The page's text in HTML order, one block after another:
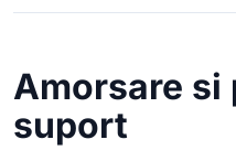
Amorsare si
suport